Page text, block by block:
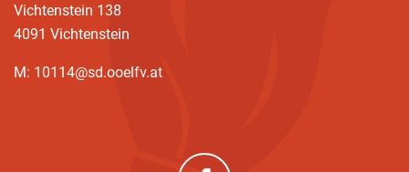
Vichtenstein 138
4091 Vichtenstein
M: 10114@sd.ooelfv.at